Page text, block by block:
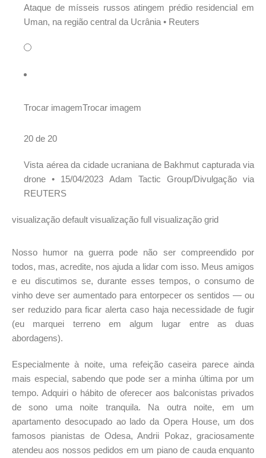
Ataque de mísseis russos atingem prédio residencial em
Uman, na região central da Ucrânia • Reuters
Trocar imagemTrocar imagem
20 de 20
Vista aérea da cidade ucraniana de Bakhmut capturada via
drone • 15/04/2023 Adam Tactic Group/Divulgação via
REUTERS
visualização default visualização full visualização grid
Nosso humor na guerra pode não ser compreendido por
todos, mas, acredite, nos ajuda a lidar com isso. Meus amigos
e eu discutimos se, durante esses tempos, o consumo de
vinho deve ser aumentado para entorpecer os sentidos — ou
ser reduzido para ficar alerta caso haja necessidade de fugir
(eu marquei terreno em algum lugar entre as duas
abordagens).
Especialmente à noite, uma refeição caseira parece ainda
mais especial, sabendo que pode ser a minha última por um
tempo. Adquiri o hábito de oferecer aos balconistas privados
de sono uma noite tranquila. Na outra noite, em um
apartamento desocupado ao lado da Opera House, um dos
famosos pianistas de Odesa, Andrii Pokaz, graciosamente
atendeu aos nossos pedidos em um piano de cauda enquanto